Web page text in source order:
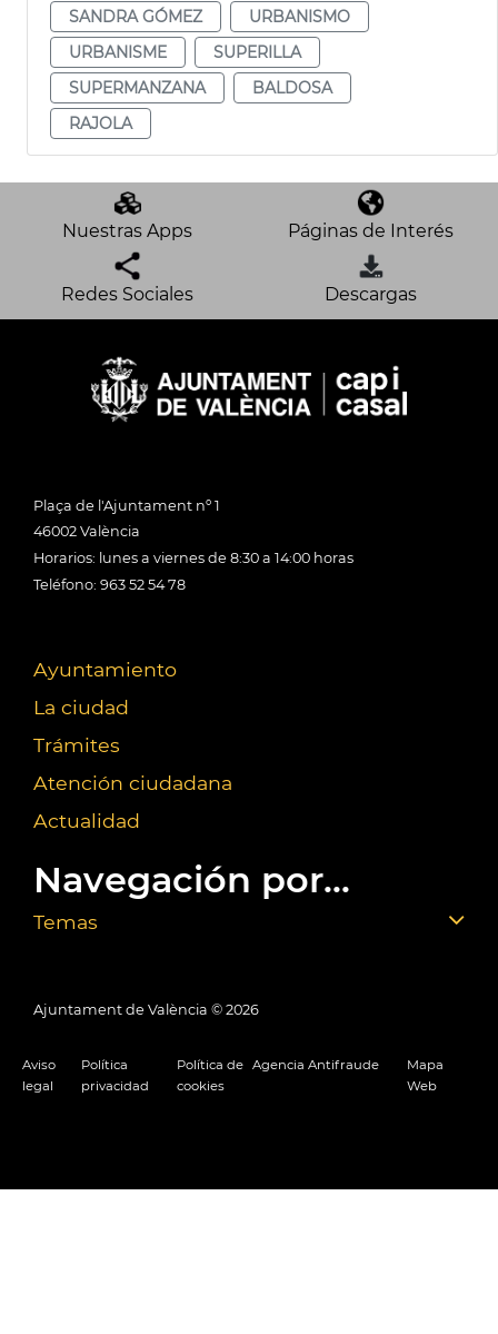
SANDRA GÓMEZ
URBANISMO
URBANISME
SUPERILLA
SUPERMANZANA
BALDOSA
RAJOLA
Nuestras Apps Páginas de Interés
Redes Sociales Descargas
Plaça de l'Ajuntament nº 1
46002 València
Horarios: lunes a viernes de 8:30 a 14:00 horas
Teléfono: 963 52 54 78
Ayuntamiento
La ciudad
Trámites
Atención ciudadana
Actualidad
Navegación por...
Temas
Ajuntament de València © 2026
Aviso
legal
Política
privacidad
Política de
cookies
Agencia Antifraude
Mapa
Web